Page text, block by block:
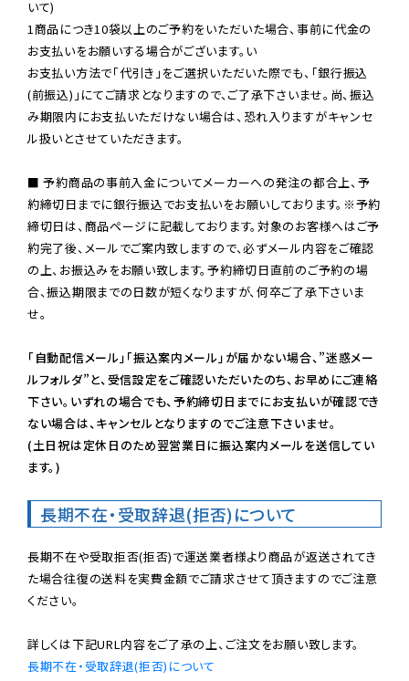
いて)
1商品につき10袋以上のご予約をいただいた場合、事前に代金の
お支払いをお願いする場合がございます。い
お支払い方法で「代引き」をご選択いただいた際でも、「銀行振込
(前振込)」にてご請求となりますので、ご了承下さいませ。尚、振込
み期限内にお支払いただけない場合は、恐れ入りますがキャンセ
ル扱いとさせていただきます。
■ 予約商品の事前入金についてメーカーへの発注の都合上、予
約締切日までに銀行振込でお支払いをお願いしております。※予約
締切日は、商品ページに記載しております。対象のお客様へはご予
約完了後、メールでご案内致しますので、必ずメール内容をご確認
の上、お振込みをお願い致します。予約締切日直前のご予約の場
合、振込期限までの日数が短くなりますが、何卒ご了承下さいま
せ。
「自動配信メール」「振込案内メール」が届かない場合、”迷惑メー
ルフォルダ”と、受信設定をご確認いただいたのち、お早めにご連絡
下さい。いずれの場合でも、予約締切日までにお支払いが確認でき
ない場合は、キャンセルとなりますのでご注意下さいませ。
(土日祝は定休日のため翌営業日に振込案内メールを送信してい
ます。)
長期不在・受取辞退(拒否)について
長期不在や受取拒否(拒否)で運送業者様より商品が返送されてき
た場合往復の送料を実費金額でご請求させて頂きますのでご注意
ください。
長期不在・受取辞退(拒否)について